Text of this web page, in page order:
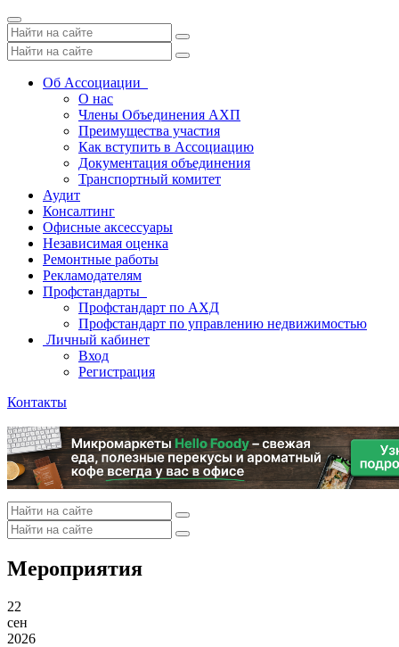
Toggle
navigation
Об Ассоциации
О нас
Члены Объединения АХП
Преимущества участия
Как вступить в Ассоциацию
Документация объединения
Транспортный комитет
Аудит
Консалтинг
Офисные аксессуары
Независимая оценка
Ремонтные работы
Рекламодателям
Профстандарты
Профстандарт по АХД
Профстандарт по управлению недвижимостью
Личный кабинет
Вход
Регистрация
Контакты
Мероприятия
22
сен
2026